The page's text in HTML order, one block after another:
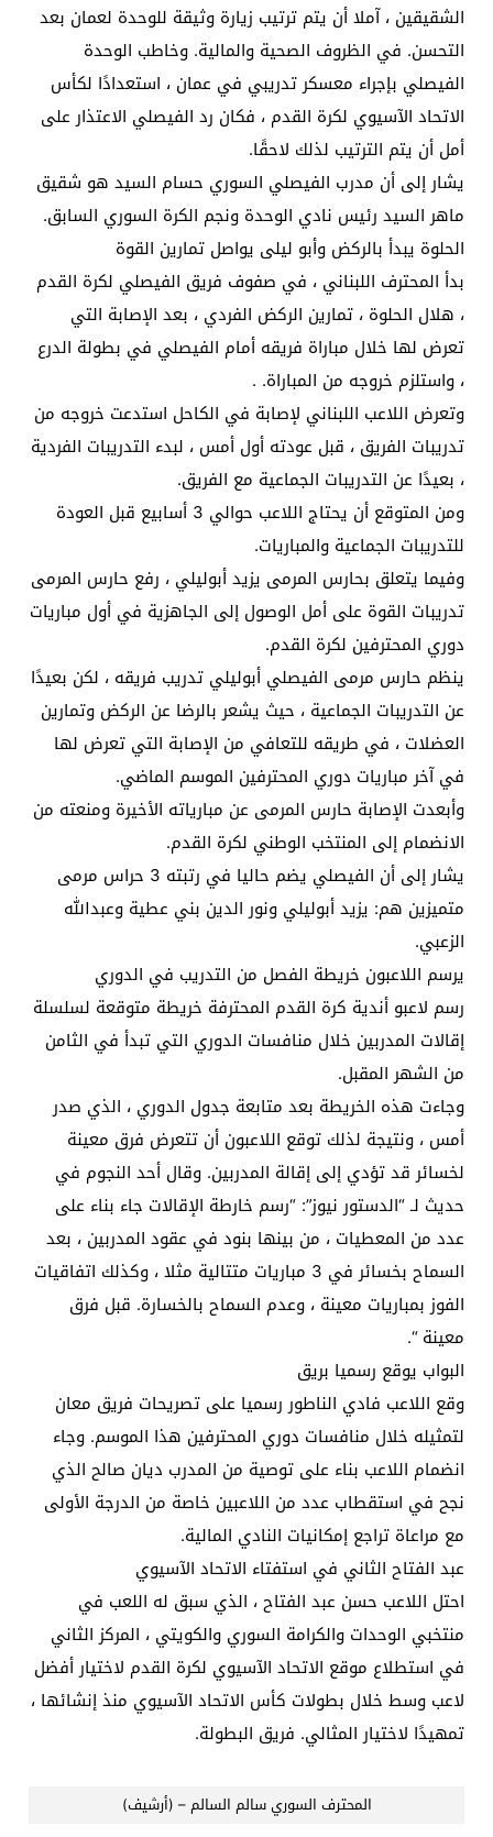
الشقيقين ، آملا أن يتم ترتيب زيارة وثيقة للوحدة لعمان بعد
التحسن. في الظروف الصحية والمالية. وخاطب الوحدة
الفيصلي بإجراء معسكر تدريبي في عمان ، استعدادًا لكأس
الاتحاد الآسيوي لكرة القدم ، فكان رد الفيصلي الاعتذار على
أمل أن يتم الترتيب لذلك لاحقًا.
يشار إلى أن مدرب الفيصلي السوري حسام السيد هو شقيق
ماهر السيد رئيس نادي الوحدة ونجم الكرة السوري السابق.
الحلوة يبدأ بالركض وأبو ليلى يواصل تمارين القوة
بدأ المحترف اللبناني ، في صفوف فريق الفيصلي لكرة القدم
، هلال الحلوة ، تمارين الركض الفردي ، بعد الإصابة التي
تعرض لها خلال مباراة فريقه أمام الفيصلي في بطولة الدرع
، واستلزم خروجه من المباراة. .
وتعرض اللاعب اللبناني لإصابة في الكاحل استدعت خروجه من
تدريبات الفريق ، قبل عودته أول أمس ، لبدء التدريبات الفردية
، بعيدًا عن التدريبات الجماعية مع الفريق.
ومن المتوقع أن يحتاج اللاعب حوالي 3 أسابيع قبل العودة
للتدريبات الجماعية والمباريات.
وفيما يتعلق بحارس المرمى يزيد أبوليلي ، رفع حارس المرمى
تدريبات القوة على أمل الوصول إلى الجاهزية في أول مباريات
دوري المحترفين لكرة القدم.
ينظم حارس مرمى الفيصلي أبوليلي تدريب فريقه ، لكن بعيدًا
عن التدريبات الجماعية ، حيث يشعر بالرضا عن الركض وتمارين
العضلات ، في طريقه للتعافي من الإصابة التي تعرض لها
في آخر مباريات دوري المحترفين الموسم الماضي.
وأبعدت الإصابة حارس المرمى عن مبارياته الأخيرة ومنعته من
الانضمام إلى المنتخب الوطني لكرة القدم.
يشار إلى أن الفيصلي يضم حاليا في رتبته 3 حراس مرمى
متميزين هم: يزيد أبوليلي ونور الدين بني عطية وعبدالله
الزعبي.
يرسم اللاعبون خريطة الفصل من التدريب في الدوري
رسم لاعبو أندية كرة القدم المحترفة خريطة متوقعة لسلسلة
إقالات المدربين خلال منافسات الدوري التي تبدأ في الثامن
من الشهر المقبل.
وجاءت هذه الخريطة بعد متابعة جدول الدوري ، الذي صدر
أمس ، ونتيجة لذلك توقع اللاعبون أن تتعرض فرق معينة
لخسائر قد تؤدي إلى إقالة المدربين. وقال أحد النجوم في
حديث لـ “الدستور نيوز”: “رسم خارطة الإقالات جاء بناء على
عدد من المعطيات ، من بينها بنود في عقود المدربين ، بعد
السماح بخسائر في 3 مباريات متتالية مثلا ، وكذلك اتفاقيات
الفوز بمباريات معينة ، وعدم السماح بالخسارة. قبل فرق
معينة “.
البواب يوقع رسميا بريق
وقع اللاعب فادي الناطور رسميا على تصريحات فريق معان
لتمثيله خلال منافسات دوري المحترفين هذا الموسم. وجاء
انضمام اللاعب بناء على توصية من المدرب ديان صالح الذي
نجح في استقطاب عدد من اللاعبين خاصة من الدرجة الأولى
مع مراعاة تراجع إمكانيات النادي المالية.
عبد الفتاح الثاني في استفتاء الاتحاد الآسيوي
احتل اللاعب حسن عبد الفتاح ، الذي سبق له اللعب في
منتخبي الوحدات والكرامة السوري والكويتي ، المركز الثاني
في استطلاع موقع الاتحاد الآسيوي لكرة القدم لاختيار أفضل
لاعب وسط خلال بطولات كأس الاتحاد الآسيوي منذ إنشائها ،
تمهيدًا لاختيار المثالي. فريق البطولة.
المحترف السوري سالم السالم – (أرشيف)